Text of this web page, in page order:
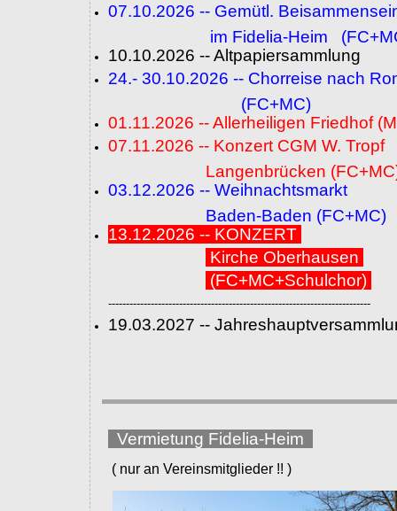
07.10.2026 -- Gemütl.
im Fidelia-Heim
10.10.2026 -- Altpapiersammlung
24.- 30.10.2026 -- Chorreise nach
(FC+MC)
01.11.2026 -- Allerheiligen Friedhof
07.11.2026 -- Konzert CGM W. Tropf
Langenbrücken
03.12.2026 -- Weihnachtsmarkt
Baden-Baden (FC+MC)
13.12.2026 -- KONZERT
Kirche Oberhausen
(FC+MC+Schulchor)
--------------------------------------------------------------------------
19.03.2027 --
Vermietung Fidelia-Heim
( nur an Vereinsmitglieder !! )